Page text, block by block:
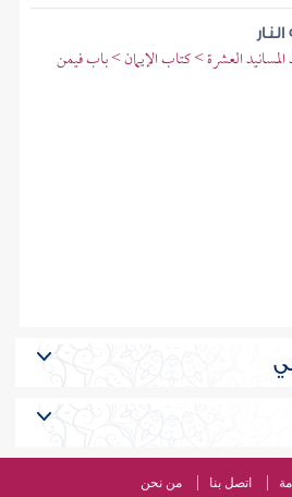
المسانيد العشرة > كتاب الإيمان > باب فيمن
اتصل بنا من نحن